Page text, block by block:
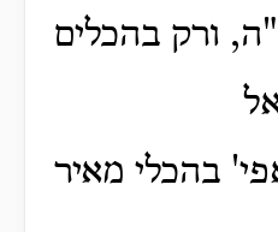
ורק בהכלים
בהכלי מאיר